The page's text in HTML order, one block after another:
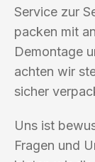
Service zur
packen mit
Demontage
achten wir
sicher
Uns ist
Fragen und